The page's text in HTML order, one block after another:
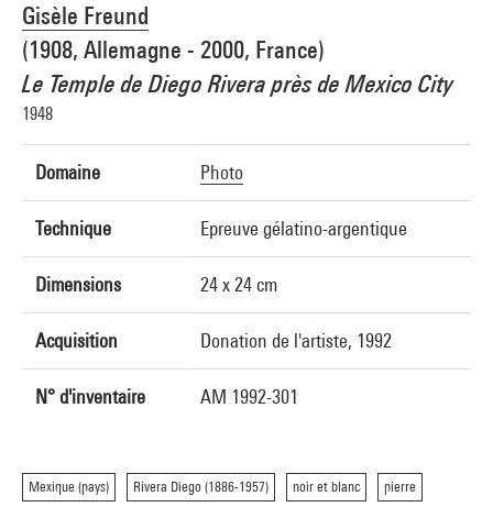
Gisèle Freund
(1908, Allemagne - 2000, France)
Le Temple de Diego Rivera près de Mexico City
1948
Domaine Photo
Technique Epreuve gélatino-argentique
Dimensions 24 x 24 cm
Acquisition Donation de l'artiste, 1992
N° d'inventaire AM 1992-301
Mexique (pays) Rivera Diego (1886-1957) noir et blanc pierre
Crédit photographique : Centre Pompidou, MNAM-CCI/Adam Rzepka/Dist.
GrandPalaisRmn
Réf. image : 4F71035 [2003 CX 1289]
Diffusion image : GrandPalaisRmnPhoto